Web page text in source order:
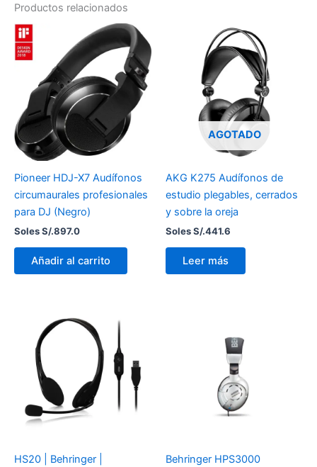
Productos relacionados
Pioneer HDJ-X7 Audífonos
circumaurales profesionales
para DJ (Negro)
Soles S/.897.0
Añadir al carrito
AGOTADO
AKG K275 Audífonos de
estudio plegables, cerrados
y sobre la oreja
Soles S/.441.6
Leer más
HS20 | Behringer |
Behringer HPS3000